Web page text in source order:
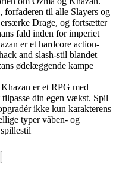
til alle Slayers og
Drage, og fortsætter
fald inden for imperiet
er et hardcore action-
and slash-stil blandet
ødelæggende kampe
er et RPG med
din egen vækst. Spil
ikke kun karakterens
typer våben- og